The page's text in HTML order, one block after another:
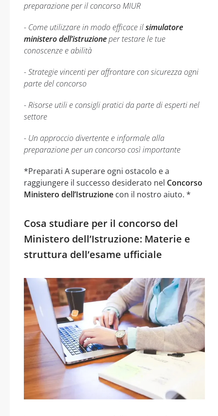
preparazione per il concorso MIUR
- Come utilizzare in modo efficace ilsimulatore
ministero dell’istruzioneper testare le tue
conoscenze e abilità
- Strategie vincenti per affrontare con sicurezza ogni
parte del concorso
- Risorse utili e consigli pratici da parte di esperti nel
settore
- Un approccio divertente e informale alla
preparazione per un concorso così importante
*Preparati A superare ogni ostacolo e a
raggiungere il successo desiderato nel Concorso
Ministero dell’Istruzione con il nostro aiuto. *
Cosa studiare per il concorso del
Ministero dell’Istruzione: Materie e
struttura dell’esame ufficiale